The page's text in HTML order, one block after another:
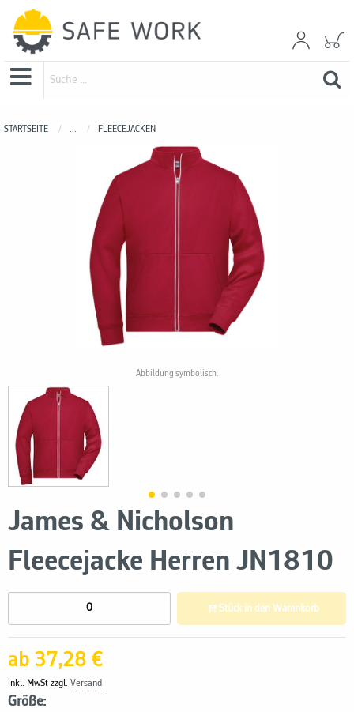
STARTSEITE ... FLEECEJACKEN
James & Nicholson
Fleecejacke Herren JN1810
Abbildung symbolisch.
ab 37,28 €
inkl. MwSt zzgl. Versand
Größe:
Stück in den Warenkorb